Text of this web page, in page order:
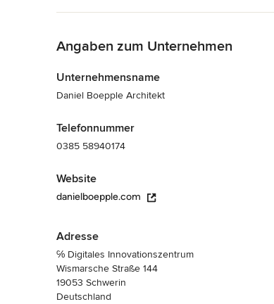
Angaben zum Unternehmen
Unternehmensname
Daniel Boepple Architekt
Telefonnummer
0385 58940174
Website
danielboepple.com
Adresse
℅ Digitales Innovationszentrum
Wismarsche Straße 144
19053 Schwerin
Deutschland